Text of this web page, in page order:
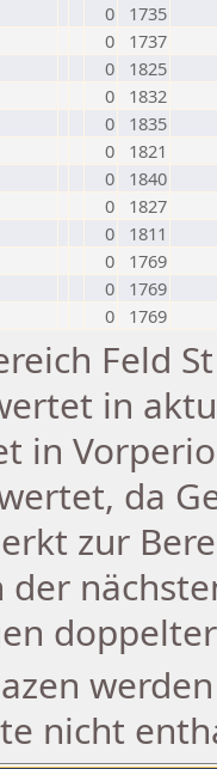
0
1735
0
1737
0
1825
0
1832
0
1835
0
1821
0
1840
0
1827
0
1811
0
1769
0
1769
0 1769
Feld
in
in
da
zur
der
nicht